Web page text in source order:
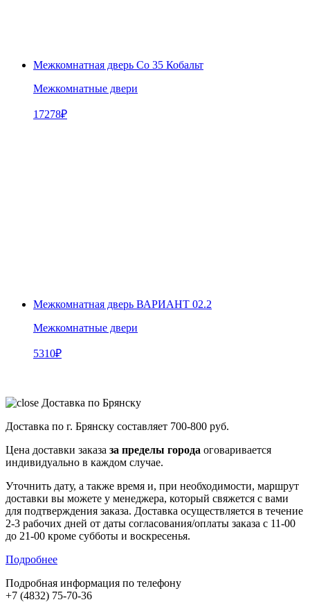
Межкомнатная дверь Co 35 Кобальт
Межкомнатные двери
17278₽
Межкомнатная дверь ВАРИАНТ 02.2
Межкомнатные двери
5310₽
Доставка по Брянску
Доставка по г. Брянску составляет 700-800 руб.
Цена доставки заказа за пределы города оговаривается
индивидуально в каждом случае.
Уточнить дату, а также время и, при необходимости, маршрут
доставки вы можете у менеджера, который свяжется с вами
для подтверждения заказа. Доставка осуществляется в течение
2-3 рабочих дней от даты согласования/оплаты заказа с 11-00
до 21-00 кроме субботы и воскресенья.
Подробнее
Подробная информация по телефону
+7 (4832) 75-70-36